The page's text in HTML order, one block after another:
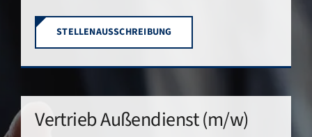
STELLENAUSSCHREIBUNG
Vertrieb Außendienst (m/w)